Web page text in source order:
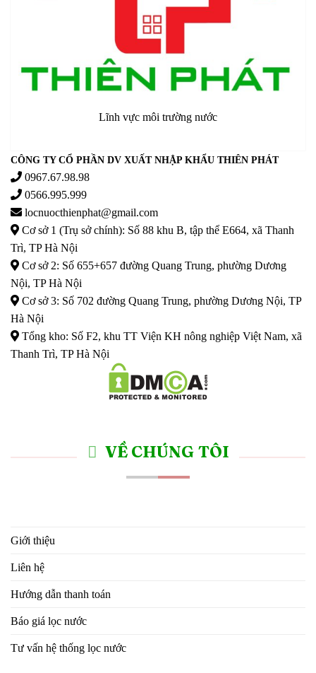
Lĩnh vực môi trường nước
CÔNG TY CỔ PHẦN DV XUẤT NHẬP KHẨU THIÊN PHÁT
0967.67.98.98
0566.995.999
locnuocthienphat@gmail.com
Cơ sở 1 (Trụ sở chính): Số 88 khu B, tập thể E664, xã Thanh
Trì, TP Hà Nội
Cơ sở 2: Số 655+657 đường Quang Trung, phường Dương
Nội, TP Hà Nội
Cơ sở 3: Số 702 đường Quang Trung, phường Dương Nội, TP
Hà Nội
Tổng kho: Số F2, khu TT Viện KH nông nghiệp Việt Nam, xã
Thanh Trì, TP Hà Nội
VỀ CHÚNG TÔI
Giới thiệu
Liên hệ
Hướng dẫn thanh toán
Báo giá lọc nước
Tư vấn hệ thống lọc nước